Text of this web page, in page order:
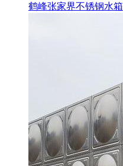
鹤峰张家界不锈钢水箱